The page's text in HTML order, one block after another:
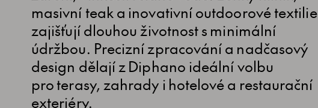
masivní teak a inovativní outdoorové textilie
zajišťují dlouhou životnost s minimální
údržbou. Precizní zpracování a nadčasový
design dělají z Diphano ideální volbu
pro terasy, zahrady i hotelové a restaurační
exteriéry.